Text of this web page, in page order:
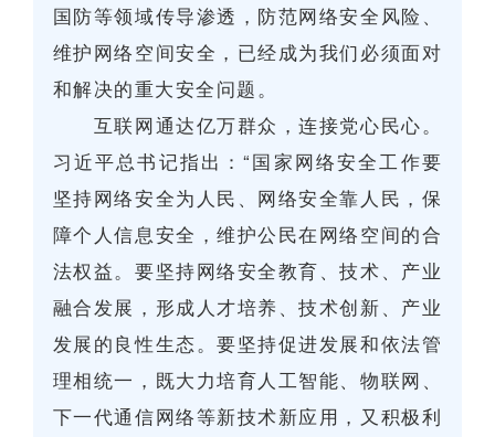
国防等领域传导渗透，防范网络安全风险、
维护网络空间安全，已经成为我们必须面对
和解决的重大安全问题。
互联网通达亿万群众，连接党心民心。
习近平总书记指出：“国家网络安全工作要
坚持网络安全为人民、网络安全靠人民，保
障个人信息安全，维护公民在网络空间的合
法权益。要坚持网络安全教育、技术、产业
融合发展，形成人才培养、技术创新、产业
发展的良性生态。要坚持促进发展和依法管
理相统一，既大力培育人工智能、物联网、
下一代通信网络等新技术新应用，又积极利